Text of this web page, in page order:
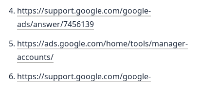
https://support.google.com/google-
ads/answer/7456139
https://ads.google.com/home/tools/manager-
accounts/
https://support.google.com/google-